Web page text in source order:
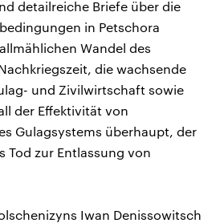
detailreiche Briefe über die
in Petschora
Wandel des
die wachsende
und Zivilwirtschaft sowie
der Effektivität von
Gulagsystems überhaupt, der
Tod zur Entlassung von
Iwan Denissowitsch